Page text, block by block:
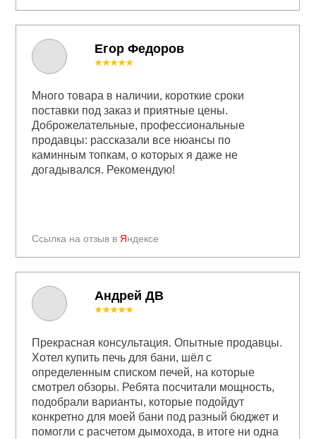
Егор Федоров
Ссылка на отзыв в Яндексе
★★★★★
Много товара в наличии, короткие сроки
поставки под заказ и приятные цены.
Доброжелательные, профессиональные
продавцы: рассказали все нюансы по
каминным топкам, о которых я даже не
догадывался. Рекомендую!
Андрей ДВ
★★★★★
Прекрасная консультация. Опытные продавцы.
Хотел купить печь для бани, шёл с
определенным списком печей, на которые
смотрел обзоры. Ребята посчитали мощность,
подобрали варианты, которые подойдут
конкретно для моей бани под разный бюджет и
помогли с расчетом дымохода, в итоге ни одна